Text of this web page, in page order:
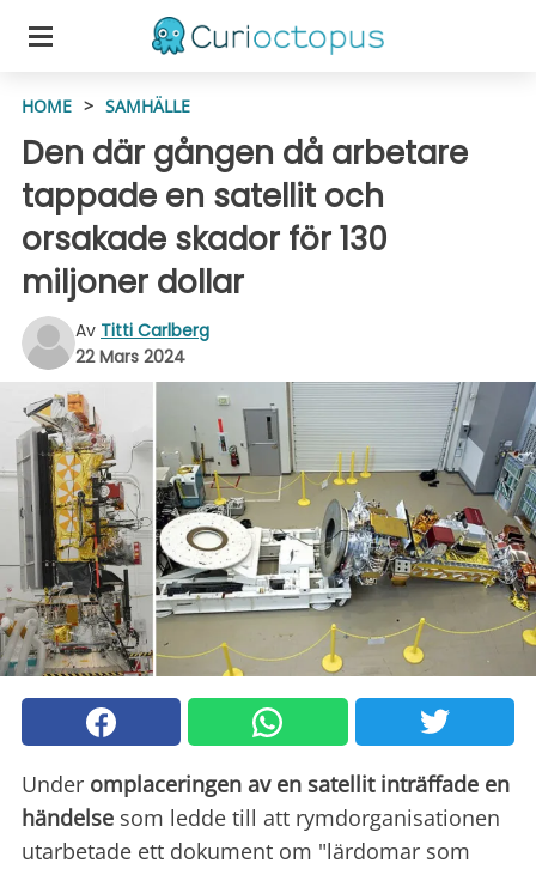
HOME > SAMHÄLLE
Den där gången då arbetare
tappade en satellit och
orsakade skador för 130
miljoner dollar
Av Titti Carlberg
22 Mars 2024
Under omplaceringen av en satellit inträffade en
händelse som ledde till att rymdorganisationen
utarbetade ett dokument om "lärdomar som